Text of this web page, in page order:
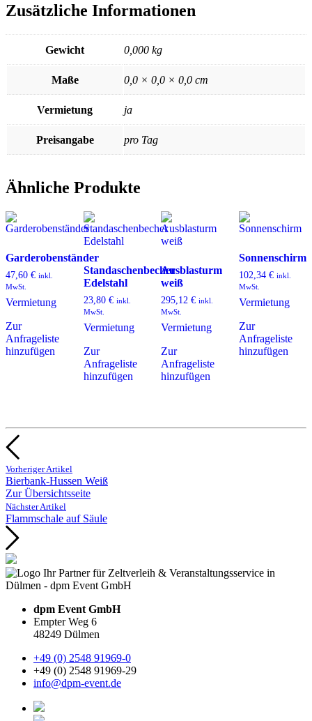
Zusätzliche Informationen
Gewicht 0,000 kg
Maße 0,0 × 0,0 × 0,0 cm
Vermietung ja
Preisangabe pro Tag
Ähnliche Produkte
Garderobenständer
47,60 € inkl.
MwSt.
Vermietung
Zur
Anfrageliste
hinzufügen
Standaschenbecher
Edelstahl
23,80 € inkl.
MwSt.
Vermietung
Zur
Anfrageliste
hinzufügen
Ausblasturm
weiß
295,12€ inkl.
MwSt.
Vermietung
Zur
Anfrageliste
hinzufügen
Sonnenschirm
102,34 € inkl.
MwSt.
Vermietung
Zur
Anfrageliste
hinzufügen
Vorheriger Artikel
Bierbank-Hussen Weiß
Zur Übersichtsseite
Nächster Artikel
Flammschale auf Säule
dpm Event GmbH
Empter Weg 6
48249 Dülmen
+49 (0) 2548 91969-0
+49 (0) 2548 91969-29
info@dpm-event.de